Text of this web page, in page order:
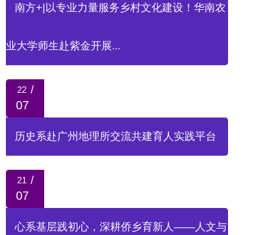
南方+|以专业力量服务乡村文化建设！华南农
业大学师生赴紫金开展...
22 /
07
历史系赴广州地理所交流共建育人实践平台
21 /
07
心系基层践初心，深耕侨乡育新人——人文与